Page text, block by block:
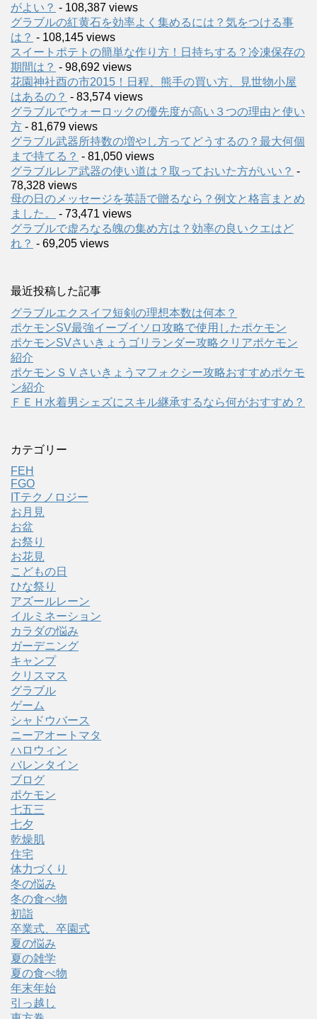
がよい？ - 108,387 views
グラブルの紅黄石を効率よく集めるには？気をつける事
は？ - 108,145 views
スイートポテトの簡単な作り方！日持ちする？冷凍保存の
期間は？ - 98,692 views
花園神社酉の市2015！日程、熊手の買い方、見世物小屋
はあるの？ - 83,574 views
グラブルでウォーロックの優先度が高い３つの理由と使い
方 - 81,679 views
グラブル武器所持数の増やし方ってどうするの？最大何個
まで持てる？ - 81,050 views
グラブルレア武器の使い道は？取っておいた方がいい？ -
78,328 views
母の日のメッセージを英語で贈るなら？例文と格言まとめ
ました。
- 73,471 views
グラブルで虚ろなる魄の集め方は？効率の良いクエはど
れ？ - 69,205 views
最近投稿した記事
グラブルエクスイフ短剣の理想本数は何本？
ポケモンSV最強イーブイソロ攻略で使用したポケモン
ポケモンSVさいきょうゴリランダー攻略クリアポケモン
紹介
ポケモンＳＶさいきょうマフォクシー攻略おすすめポケモ
ン紹介
ＦＥＨ水着男シェズにスキル継承するなら何がおすすめ？
カテゴリー
FEH
FGO
ITテクノロジー
お月見
お盆
お祭り
お花見
こどもの日
ひな祭り
アズールレーン
イルミネーション
カラダの悩み
ガーデニング
キャンプ
クリスマス
グラブル
ゲーム
シャドウバース
ニーアオートマタ
ハロウィン
バレンタイン
ブログ
ポケモン
七五三
七夕
乾燥肌
住宅
体力づくり
冬の悩み
冬の食べ物
初詣
卒業式、卒園式
夏の悩み
夏の雑学
夏の食べ物
年末年始
引っ越し